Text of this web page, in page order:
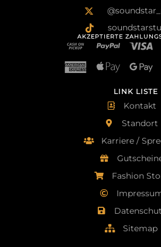
LINK LISTE
Kontakt
Standort
Karriere /
Fashion
Sitemap
AKZEPTIERTE